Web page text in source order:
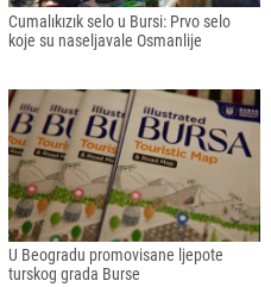
Cumalıkızık selo u Bursi: Prvo selo
koje su naseljavale Osmanlije
U Beogradu promovisane ljepote
turskog grada Burse